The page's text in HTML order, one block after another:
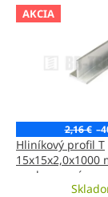
AKCIA
2,16 €
Hliníkový profil T
15x15x2,0x1000
neeloxovaný